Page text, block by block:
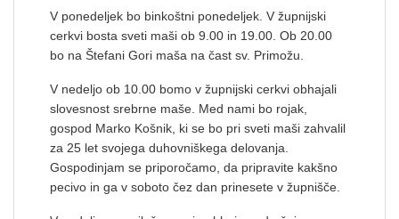
V ponedeljek bo binkoštni ponedeljek. V župnijski
cerkvi bosta sveti maši ob 9.00 in 19.00. Ob 20.00
bo na Štefani Gori maša na čast sv. Primožu.
V nedeljo ob 10.00 bomo v župnijski cerkvi obhajali
slovesnost srebrne maše. Med nami bo rojak,
gospod Marko Košnik, ki se bo pri sveti maši zahvalil
za 25 let svojega duhovniškega delovanja.
Gospodinjam se priporočamo, da pripravite kakšno
pecivo in ga v soboto čez dan prinesete v župnišče.